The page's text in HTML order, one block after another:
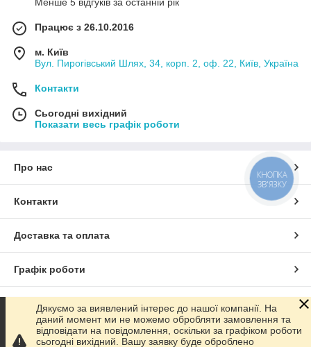
Менше 5 відгуків за останній рік
Працює з 26.10.2016
м. Київ
Вул. Пирогівський Шлях, 34, корп. 2, оф. 22, Київ, Україна
Контакти
Сьогодні вихідний
Показати весь графік роботи
Про нас
Контакти
Доставка та оплата
Графік роботи
Повна версія сайту
Сайт створено на маркетплейсіProm.ua
Дякуємо за виявлений інтерес до нашої компанії. На
даний момент ми не можемо обробляти замовлення та
відповідати на повідомлення, оскільки за графіком роботи
сьогодні вихідний. Вашу заявку буде оброблено
КНОПКА
ЗВ'ЯЗКУ